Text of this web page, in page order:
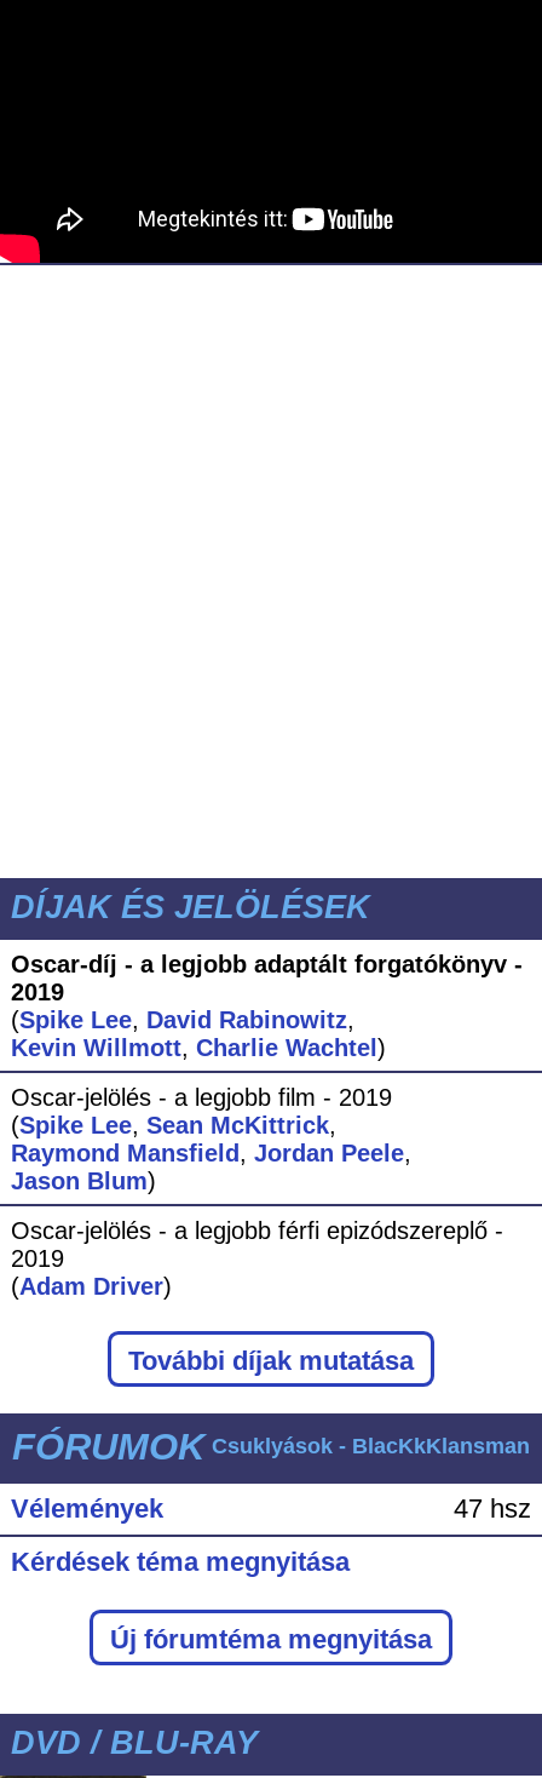
DÍJAK ÉS JELÖLÉSEK
Oscar-díj - a legjobb adaptált forgatókönyv -
2019
(Spike Lee, David Rabinowitz,
Kevin Willmott, Charlie Wachtel)
Oscar-jelölés - a legjobb film - 2019
(Spike Lee, Sean McKittrick,
Raymond Mansfield, Jordan Peele,
Jason Blum)
Oscar-jelölés - a legjobb férfi epizódszereplő -
2019
(Adam Driver)
További díjak mutatása
FÓRUMOK Csuklyások - BlacKkKlansman
Vélemények
47 hsz
Kérdések téma megnyitása
Új fórumtéma megnyitása
DVD / BLU-RAY